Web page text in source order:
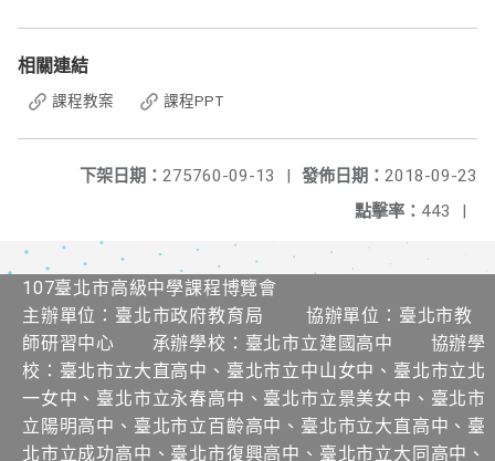
相關連結
課程教案 課程PPT
發佈日期： 2018-09-23
下架日期： 275760-09-13
|
點擊率： 443 |
107臺北市高級中學課程博覽會
主辦單位：臺北市政府教育局 協辦單位：臺北市教
師研習中心 承辦學校：臺北市立建國高中 協辦學
校：臺北市立大直高中、臺北市立中山女中、臺北市立北
一女中、臺北市立永春高中、臺北市立景美女中、臺北市
立陽明高中、臺北市立百齡高中、臺北市立大直高中、臺
北市立成功高中、臺北市復興高中、臺北市立大同高中、